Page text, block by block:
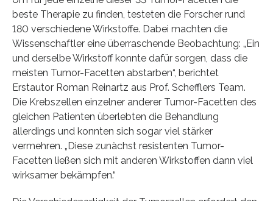
beste Therapie zu finden, testeten die Forscher rund
180 verschiedene Wirkstoffe. Dabei machten die
Wissenschaftler eine überraschende Beobachtung: „Ein
und derselbe Wirkstoff konnte dafür sorgen, dass die
meisten Tumor-Facetten abstarben“, berichtet
Erstautor Roman Reinartz aus Prof. Schefflers Team.
Die Krebszellen einzelner anderer Tumor-Facetten des
gleichen Patienten überlebten die Behandlung
allerdings und konnten sich sogar viel stärker
vermehren. „Diese zunächst resistenten Tumor-
Facetten ließen sich mit anderen Wirkstoffen dann viel
wirksamer bekämpfen.“